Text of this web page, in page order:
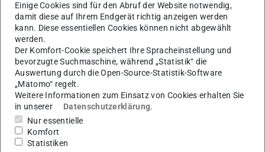
Einige Cookies sind für den Abruf der Website notwendig,
damit diese auf Ihrem Endgerät richtig anzeigen werden
kann. Diese essentiellen Cookies können nicht abgewählt
werden.
Der Komfort-Cookie speichert Ihre Spracheinstellung und
bevorzugte Suchmaschine, während „Statistik“ die
Auswertung durch die Open-Source-Statistik-Software
„Matomo“ regelt.
Weitere Informationen zum Einsatz von Cookies erhalten Sie
in unserer
Datenschutzerklärung.
Nur essentielle
Komfort
Statistiken